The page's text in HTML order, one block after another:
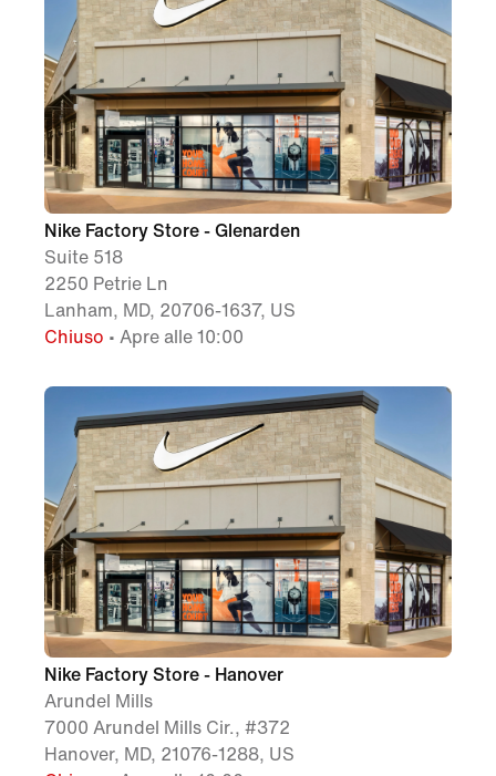
Nike Factory Store - Glenarden
Suite 518
2250 Petrie Ln
Lanham, MD, 20706-1637, US
Chiuso • Apre alle 10:00
Nike Factory Store - Hanover
Arundel Mills
7000 Arundel Mills Cir., #372
Hanover, MD, 21076-1288, US